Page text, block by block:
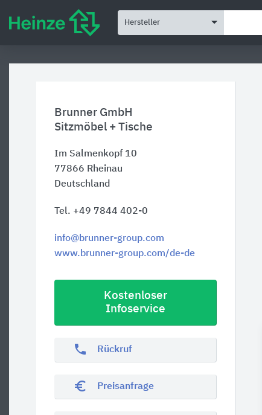
Hersteller
Brunner GmbH
Sitzmöbel + Tische
Im Salmenkopf 10
77866 Rheinau
Deutschland
Tel. +49 7844 402-0
info@brunner-group.com
www.brunner-group.com/de-de
Kostenloser
Infoservice
phone Rückruf
euro_symbol Preisanfrage